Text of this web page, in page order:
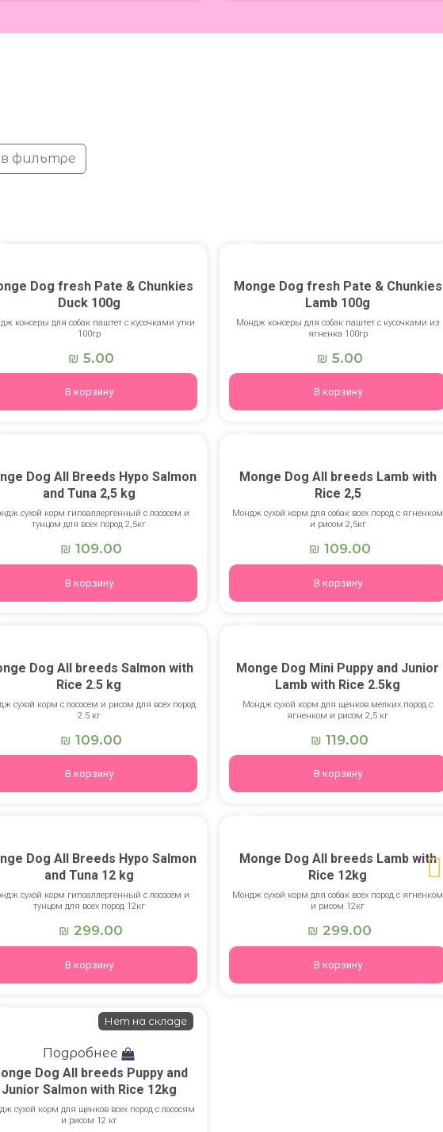
фильтре
Dog fresh Pate & Chunkies
Duck 100g
консеры для собак паштет с кусочками утки
100гр
₪ 5.00
В корзину
Monge Dog fresh Pate & Chunkies
Lamb 100g
Мондж консеры для собак паштет с кусочками из
ягненка 100гр
₪ 5.00
В корзину
Dog All Breeds Hypo Salmon
and Tuna 2,5 kg
сухой корм гипоаллергенный с лососем и
тунцом для всех пород 2,5кг
₪ 109.00
В корзину
Monge Dog All breeds Lamb with
Rice 2,5
Мондж сухой корм для собак всех пород с ягненком
и рисом 2,5кг
₪ 109.00
В корзину
Dog All breeds Salmon with
Rice 2.5 kg
сухой корм с лососем и рисом для всех пород
2.5 кг
₪ 109.00
В корзину
Monge Dog Mini Puppy and Junior
Lamb with Rice 2.5kg
Мондж сухой корм для щенков мелких пород с
ягненком и рисом 2,5 кг
₪ 119.00
В корзину
Dog All Breeds Hypo Salmon
and Tuna 12 kg
сухой корм гипоаллергенный с лососем и
тунцом для всех пород 12кг
₪ 299.00
В корзину
Monge Dog All breeds Lamb with
Rice 12kg
Мондж сухой корм для собак всех пород с ягненком
и рисом 12кг
₪ 299.00
В корзину
Нет на складе
Подробнее
Dog All breeds Puppy and
Junior Salmon with Rice 12kg
сухой корм для щенков всех пород с лососям
и рисом 12 кг